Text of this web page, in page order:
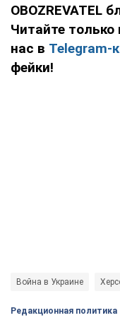
OBOZREVATEL
Читайте
нас в Telegram-
фейки!
Война в Украине
Редакционная политика